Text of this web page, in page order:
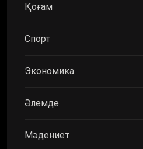
Қоғам
Спорт
Экономика
Әлемде
Мәдениет